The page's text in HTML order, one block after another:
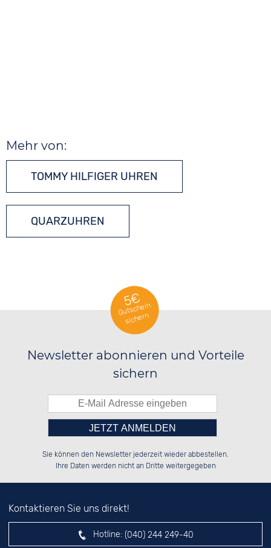
Mehr von:
TOMMY HILFIGER UHREN
QUARZUHREN
5€
Gutschein
sichern
Newsletter abonnieren und Vorteile
sichern
██░░██░░██░░██░░░░░░██░░░░░░██░░
██████░░██████░░░░████░░░░████░░
██░░██░░██░░██░░██░░░░░░██░░░░░░
Bitte tragen Sie die Zahl in
das nebenstehende Feld ein.
Sie können den Newsletter jederzeit wieder abbestellen.
Ihre Daten werden nicht an Dritte weitergegeben
Kontaktieren Sie uns direkt!
Hotline: (040) 244 249-40